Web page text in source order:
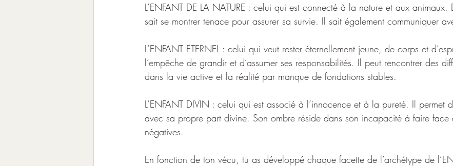
L’ENFANT DE LA NATURE : celui qui est connecté à la nature et aux
sait se montrer tenace pour assurer sa survie. Il sait également communiquer
L’ENFANT ETERNEL : celui qui veut rester éternellement jeune, de corps et
l’empêche de grandir et d’assumer ses responsabilités. Il peut rencontrer des
dans la vie active et la réalité par manque de fondations stables.
L’ENFANT DIVIN : celui qui est associé à l’innocence et à la pureté. Il permet
avec sa propre part divine. Son ombre réside dans son incapacité à faire face
négatives.
En fonction de ton vécu, tu as développé chaque facette de l’archétype de